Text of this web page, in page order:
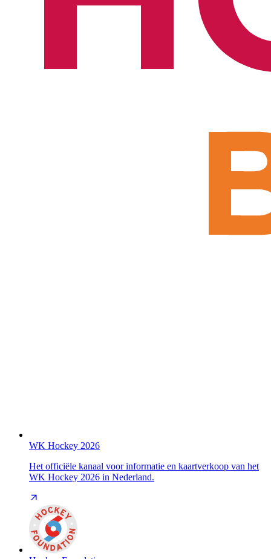
WK Hockey 2026
Het officiële kanaal voor informatie en kaartverkoop van het
WK Hockey 2026 in Nederland.